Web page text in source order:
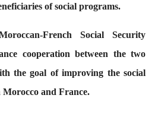
of social programs.
French Social Security
cooperation between the two
the goal of improving the social
and France.